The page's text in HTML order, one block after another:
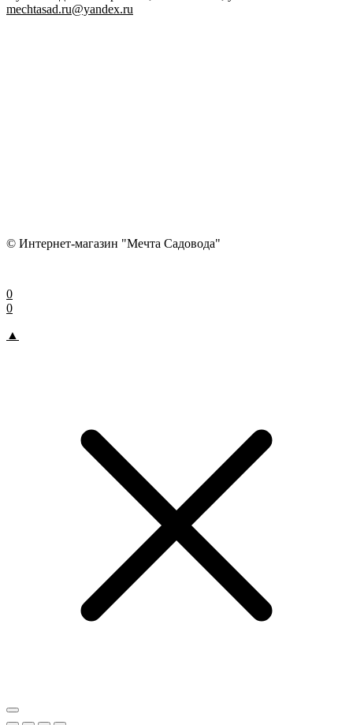
mechtasad.ru@yandex.ru
© Интернет-магазин "Мечта Садовода"
0
0
▲